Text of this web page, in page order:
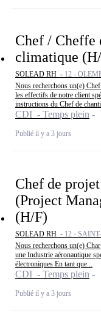
Chef / Cheffe
climatique
SOLEAD RH - 12 -
Nous recherchons un(e)
les effectifs de notre client
instructions du Chef de
CDI - Temps plein
Publié il y a 3 jours
Chef de
(Project
(H/F)
SOLEAD RH - 12 -
Nous recherchons un(e)
une Industrie aéronautique
électroniques En tant que...
CDI - Temps plein
Publié il y a 3 jours